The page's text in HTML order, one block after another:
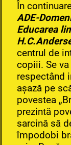
În
ADE-
Educarea
centrul de
copiii. Se
respectând
aşază pe
povestea
prezintă
sarcină să
împodobi